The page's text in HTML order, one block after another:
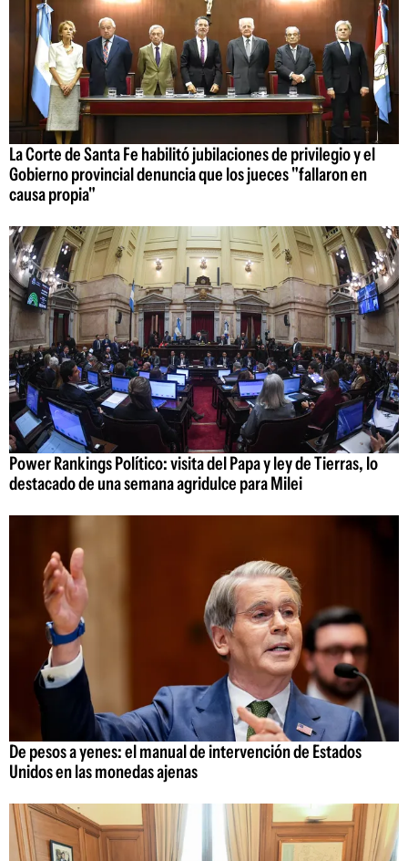
La Corte de Santa Fe habilitó jubilaciones de privilegio y el
Gobierno provincial denuncia que los jueces "fallaron en
causa propia"
Power Rankings Político: visita del Papa y ley de Tierras, lo
destacado de una semana agridulce para Milei
De pesos a yenes: el manual de intervención de Estados
Unidos en las monedas ajenas